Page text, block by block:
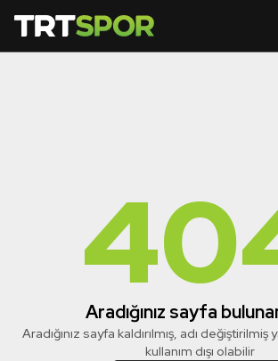
Aradığınız sayfa
Aradığınız sayfa kaldırılmış, adı
kullanım dışı olabilir